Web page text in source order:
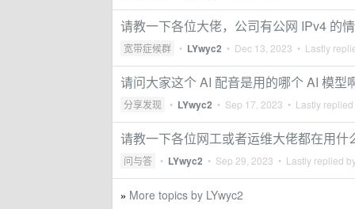
请教一下各位大佬，公司有公网 IPv4 的
宽带症候群 • LYwyc2 • Dec 13, 2023 • Lastly
请问大家这个 AI 配音是用的哪个 AI 模型
分享发现 • LYwyc2 • Sep 17, 2023 • Lastly
请教一下各位网工或者运维大佬都在用什
问与答 • LYwyc2 • Sep 29, 2023 • Lastly replied
» More topics by LYwyc2